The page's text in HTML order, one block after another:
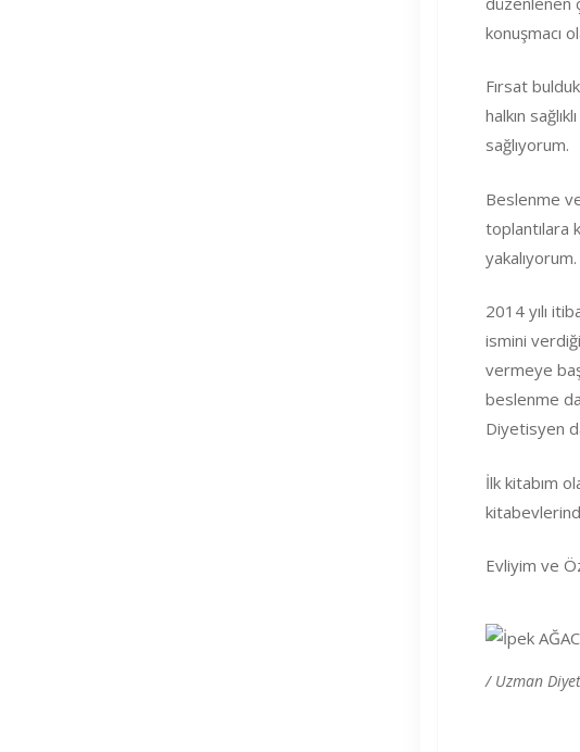
konuşmacı
Fırsat
halkın
sağlıyorum.
Beslenme
toplantılara
2014 yılı
ismini
vermeye
beslenme
Diyetisyen
İlk kitabım
Evliyim ve
/ Uzman